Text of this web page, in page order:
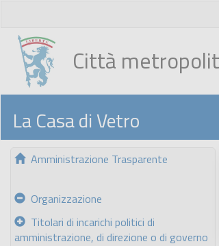
Città
La Casa di Vetro
Amministrazione Trasparente
Organizzazione
Titolari di incarichi politici di
amministrazione, di direzione o di governo